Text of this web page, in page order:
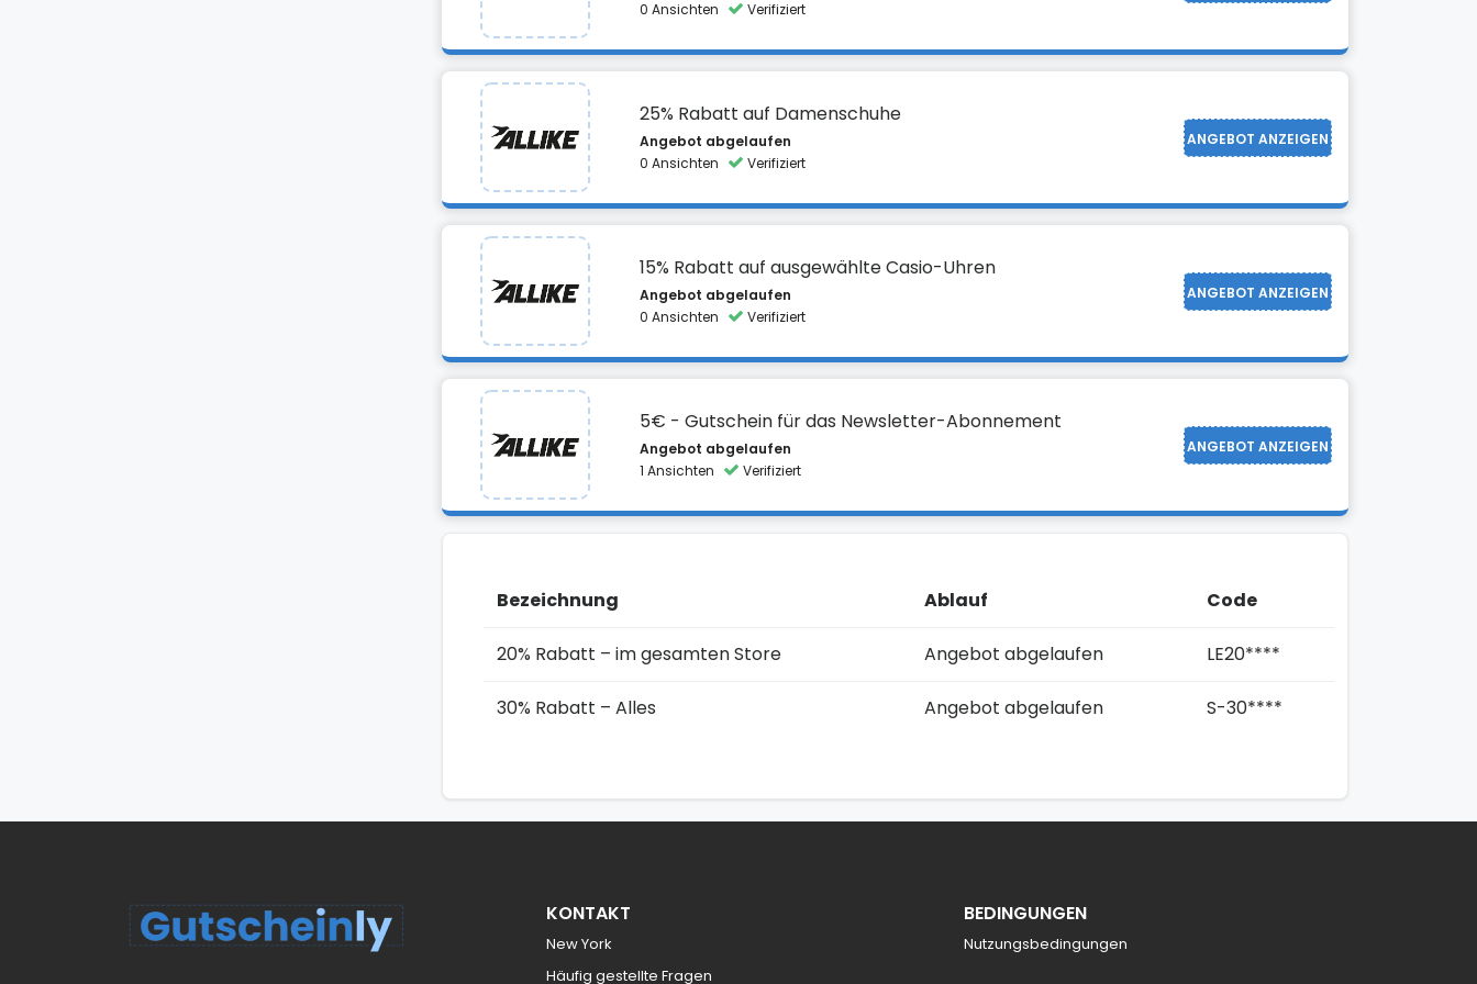
0 Ansichten Verifiziert
25% Rabatt auf Damenschuhe
ANGEBOT ANZEIGEN
Angebot abgelaufen
0 Ansichten
Verifiziert
15% Rabatt auf ausgewählte Casio-Uhren
ANGEBOT ANZEIGEN
Angebot abgelaufen
0 Ansichten
Verifiziert
5€ - Gutschein für das Newsletter-Abonnement
ANGEBOT ANZEIGEN
Angebot abgelaufen
1 Ansichten
Verifiziert
Bezeichnung Ablauf Code
20% Rabatt – im gesamten Store Angebot abgelaufen LE20****
30% Rabatt – Alles Angebot abgelaufen S-30****
KONTAKT
New York
Häufig gestellte Fragen
BEDINGUNGEN
Nutzungsbedingungen